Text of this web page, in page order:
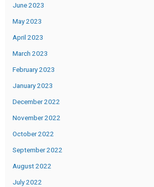
June 2023
May 2023
April 2023
March 2023
February 2023
January 2023
December 2022
November 2022
October 2022
September 2022
August 2022
July 2022